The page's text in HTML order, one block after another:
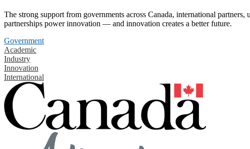
The strong support from governments across Canada, international
partnerships power innovation — and innovation creates a better future.
Government
Academic
Industry
Innovation
International